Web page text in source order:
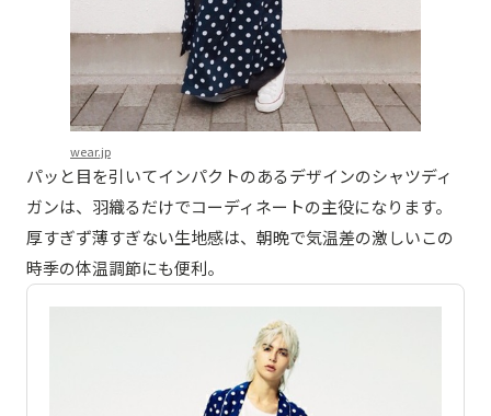
wear.jp
パッと目を引いてインパクトのあるデザインのシャツディ
ガンは、羽織るだけでコーディネートの主役になります。
厚すぎず薄すぎない生地感は、朝晩で気温差の激しいこの
時季の体温調節にも便利。